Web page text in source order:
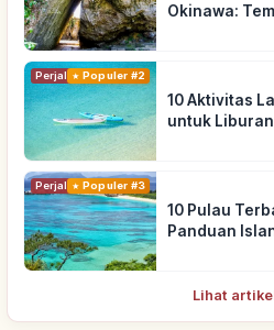
Okinawa:
PerjalananPopuler #2
10 Aktivitas
untuk
PerjalananPopuler #3
10 Pulau
Panduan
Lihat